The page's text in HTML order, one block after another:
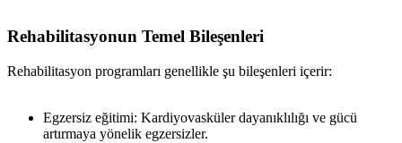
Rehabilitasyonun Temel Bileşenleri
Rehabilitasyon programları genellikle şu bileşenleri içerir:
Egzersiz eğitimi: Kardiyovasküler dayanıklılığı ve gücü
artırmaya yönelik egzersizler.